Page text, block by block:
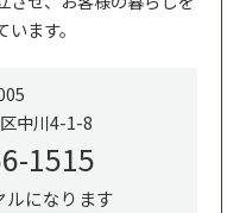
ます。
中川4-1-8
1515
になります